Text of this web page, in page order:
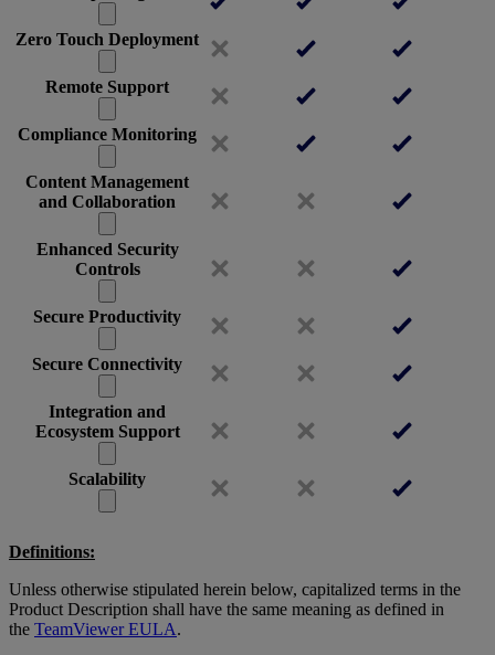
Zero Touch Deployment
Remote Support
Compliance Monitoring
Content Management
and Collaboration
Enhanced Security
Controls
Secure Productivity
Secure Connectivity
Integration and
Ecosystem Support
Scalability
Definitions:
Unless otherwise stipulated herein below, capitalized terms in the
Product Description shall have the same meaning as defined in
the TeamViewer EULA.